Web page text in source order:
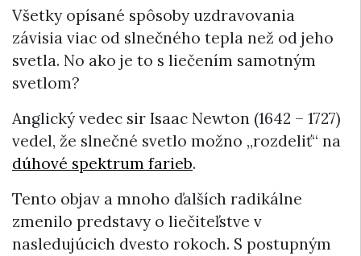
Všetky opísané spôsoby uzdravovania
závisia viac od slnečného tepla než od jeho
svetla. No ako je to s liečením samotným
svetlom?
Anglický vedec sir Isaac Newton (1642 – 1727)
vedel, že slnečné svetlo možno „rozdeliť“ na
dúhové spektrum farieb.
Tento objav a mnoho ďalších radikálne
zmenilo predstavy o liečiteľstve v
nasledujúcich dvesto rokoch. S postupným